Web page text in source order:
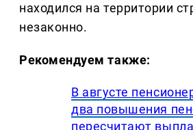
находился на территории
незаконно.
Рекомендуем также:
В августе
два повышения
пересчитают